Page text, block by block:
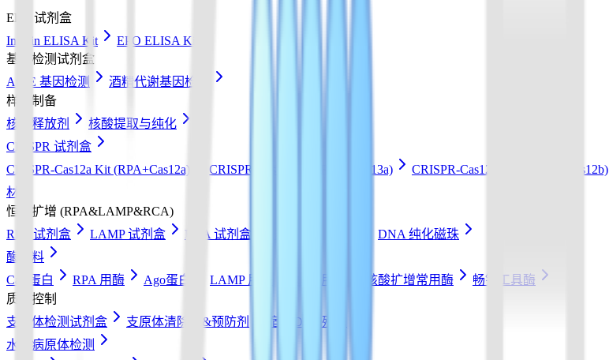
Elisa 试剂盒
Insulin ELISA Kit
EPO ELISA Kit
基因检测试剂盒
ApoE 基因检测
酒精代谢基因检测
样本制备
核酸释放剂
核酸提取与纯化
CRISPR 试剂盒
CRISPR-Cas12a Kit (RPA+Cas12a)
CRISPR-Cas13a Kit (RPA+Cas13a) CRISPR-Cas12b Kit (LAMP+Cas12b)
材
恒温扩增 (RPA&LAMP&RCA)
RPA 试剂盒
LAMP 试剂盒 RCA 试剂盒
DNA 纯化磁珠
酶原料
Cas 蛋白
RPA 用酶 Ago蛋白 LAMP 用酶 RCA 用酶 核酸扩增常用酶
畅销工具酶
质量控制
支原体检测试剂盒
支原体清除剂&预防剂
宿主DNA残留
水产病原体检测